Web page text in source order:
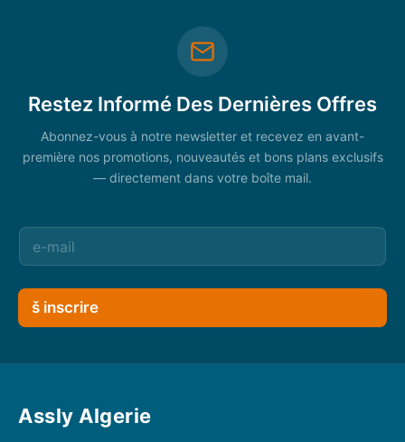
Restez Informé Des Dernières Offres
Abonnez-vous à notre newsletter et recevez en avant-
première nos promotions, nouveautés et bons plans exclusifs
— directement dans votre boîte mail.
š inscrire
Assly Algerie